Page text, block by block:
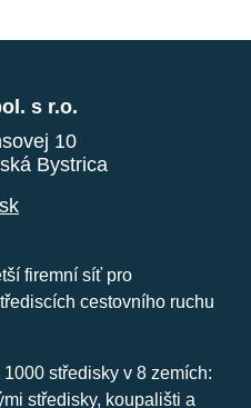
s r.o.
10
Bystrica
firemní síť pro
cestovního ruchu
středisky v 8 zemích:
středisky, koupališti a